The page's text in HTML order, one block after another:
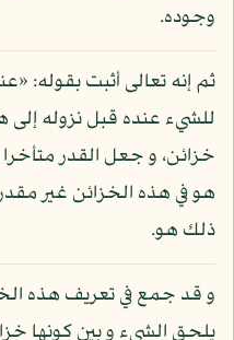
وجوده.
ثم إنه تعالى أثبت بقوله:
للشيء عنده قبل نزوله إلى
خزائن، و جعل القدر متأخرا
هو في هذه الخزائن غير
ذلك هو.
و قد جمع في تعريف هذه
يلحق الشيء و بين كونها